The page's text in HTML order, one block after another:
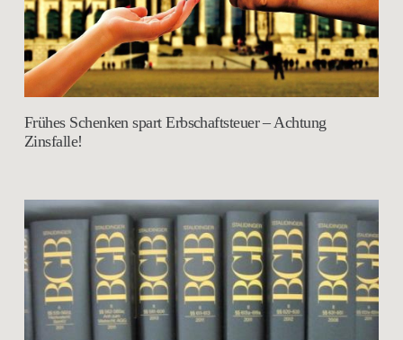
Frühes Schenken spart Erbschaftsteuer – Achtung
Zinsfalle!